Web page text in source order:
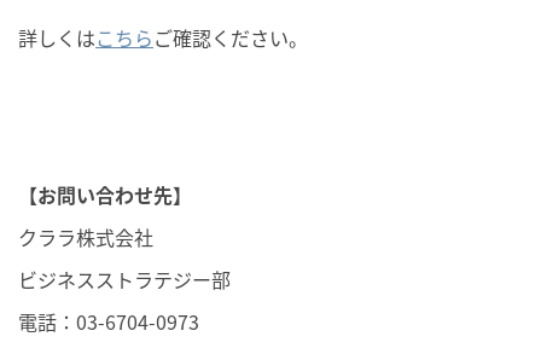
詳しくはこちらご確認ください。
【お問い合わせ先】
クララ株式会社
ビジネスストラテジー部
電話：03-6704-0973